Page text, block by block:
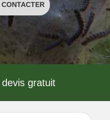
CONTACTER
gratuit